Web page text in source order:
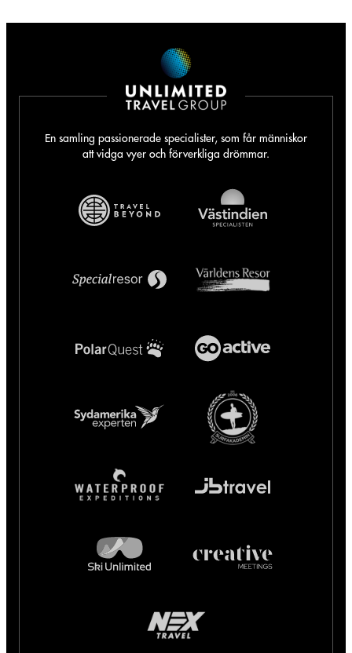
En samling passionerade specialister, som får människor
att vidga vyer och förverkliga drömmar.